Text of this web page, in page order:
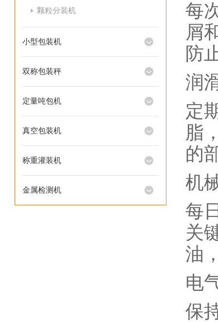
颗粒分装机
小型包装机
双称包装秤
定量吨包机
真空包装机
称重灌装机
金属检测机
每
屑
防
润
定
脂
的
机
每
关
油
电
保